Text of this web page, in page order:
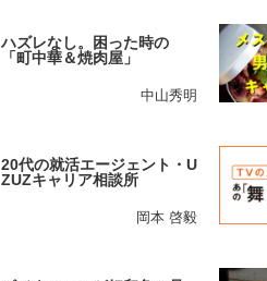
ハズレなし。困った時の
「町中華＆焼肉屋」
中山秀明
20代の就活エージェント・U
ZUZキャリア相談所
岡本 啓毅